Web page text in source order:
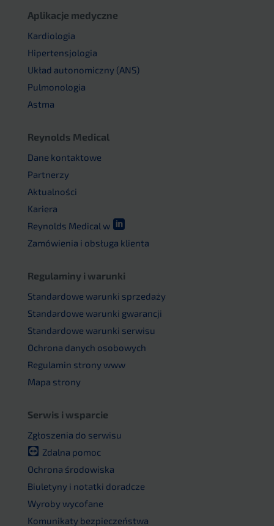
Aplikacje medyczne
Kardiologia
Hipertensjologia
Układ autonomiczny (ANS)
Pulmonologia
Astma
Reynolds Medical
Dane kontaktowe
Partnerzy
Aktualności
Kariera
Reynolds Medical w 
Zamówienia i obsługa klienta
Regulaminy i warunki
Standardowe warunki sprzedaży
Standardowe warunki gwarancji
Standardowe warunki serwisu
Ochrona danych osobowych
Regulamin strony www
Mapa strony
Serwis i wsparcie
Zgłoszenia do serwisu
Zdalna pomoc
Ochrona środowiska
Biuletyny i notatki doradcze
Wyroby wycofane
Komunikaty bezpieczeństwa